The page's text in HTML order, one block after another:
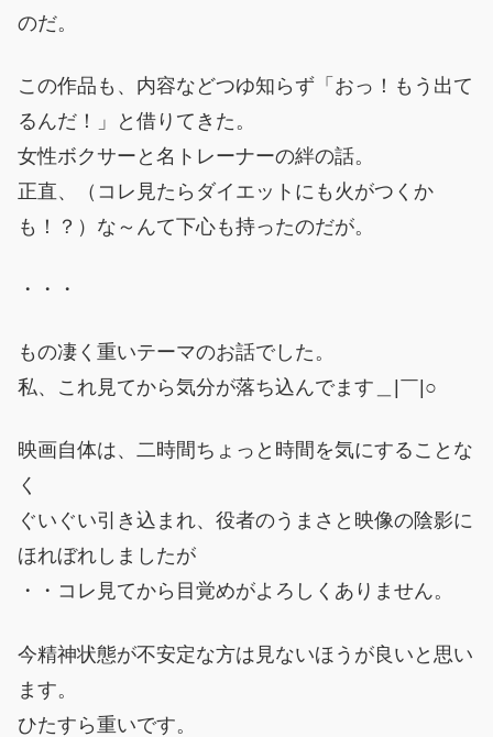
のだ。
この作品も、内容などつゆ知らず「おっ！もう出て
るんだ！」と借りてきた。
女性ボクサーと名トレーナーの絆の話。
正直、（コレ見たらダイエットにも火がつくか
も！？）な～んて下心も持ったのだが。
・・・
もの凄く重いテーマのお話でした。
私、これ見てから気分が落ち込んでます＿|￣|○
映画自体は、二時間ちょっと時間を気にすることな
く
ぐいぐい引き込まれ、役者のうまさと映像の陰影に
ほれぼれしましたが
・・コレ見てから目覚めがよろしくありません。
今精神状態が不安定な方は見ないほうが良いと思い
ます。
ひたすら重いです。